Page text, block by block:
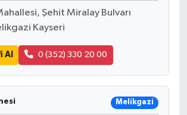
Şehit Miralay Bulvarı
Kayseri
Al 0 (352) 330 20 00
Melikgazi